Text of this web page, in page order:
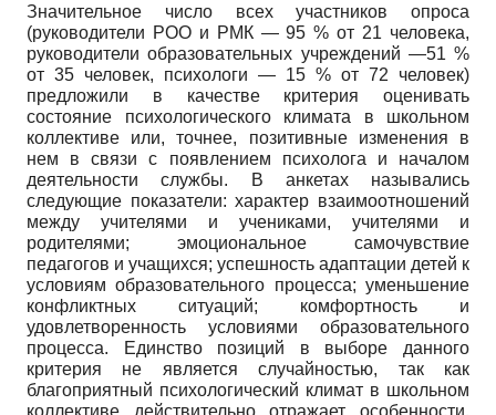
Значительное число всех участников опроса
(руководители РОО и РМК — 95 % от 21 человека,
руководители образовательных учреждений —51 %
от 35 человек, психологи — 15 % от 72 человек)
предложили в качестве критерия оценивать
состояние психологического климата в школьном
коллективе или, точнее, позитивные изменения в
нем в связи с появлением психолога и началом
деятельности службы. В анкетах назывались
следующие показатели: характер взаимоотношений
между учителями и учениками, учителями и
родителями; эмоциональное самочувствие
педагогов и учащихся; успешность адаптации детей к
условиям образовательного процесса; уменьшение
конфликтных ситуаций; комфортность и
удовлетворенность условиями образовательного
процесса. Единство позиций в выборе данного
критерия не является случайностью, так как
благоприятный психологический климат в школьном
коллективе действительно отражает особенности,